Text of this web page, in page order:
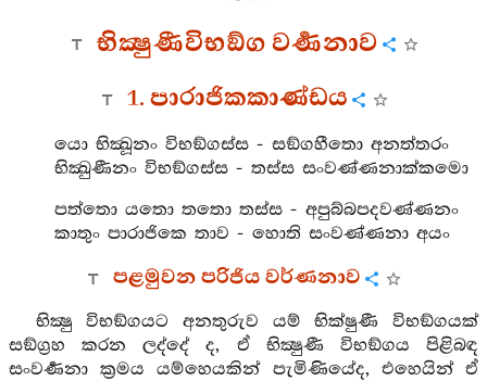
භික්‍ෂුණීවිභඞ්ග වර්‍ණනාව
1. පාරාජිකකාණ්ඩය
යො භික්‍ඛූනං විභඞ්ගස්ස - සඞ්ගහීතො අනත්තරං
භික්‍ඛුණීනං විභඞ්ගස්ස - තස්ස සංවණ්ණනාක්කමො
පත්තො යතො තතො තස්ස - අපුබ්බපදවණ්ණනං
කාතුං පාරාජිකෙ තාව - හොති සංවණ්ණනා අයං
පළමුවන පරිජිය වර්ණනාව
භික්‍ෂු විභඞ්ගයට අනතුරුව යම් භික්ෂුණී විභඞ්ගයක්
සඞ්ග්‍රහ කරන ලද්දේ ද, ඒ භික්‍ෂුණී විභඞ්ගය පිළිබඳ
සංවර්‍ණනා ක්‍රමය යම්හෙයකින් පැමිණියේද, එහෙයින් ඒ